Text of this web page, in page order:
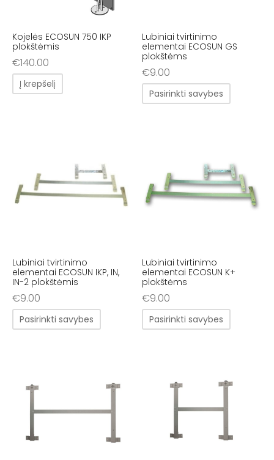
Kojelės ECOSUN 750 IKP
plokštėmis
€140.00
Į krepšelį
Lubiniai tvirtinimo
elementai ECOSUN GS
plokštėms
€9.00
Pasirinkti savybes
Lubiniai tvirtinimo
elementai ECOSUN IKP, IN,
IN-2 plokštėmis
€9.00
Pasirinkti savybes
Lubiniai tvirtinimo
elementai ECOSUN K+
plokštėms
€9.00
Pasirinkti savybes